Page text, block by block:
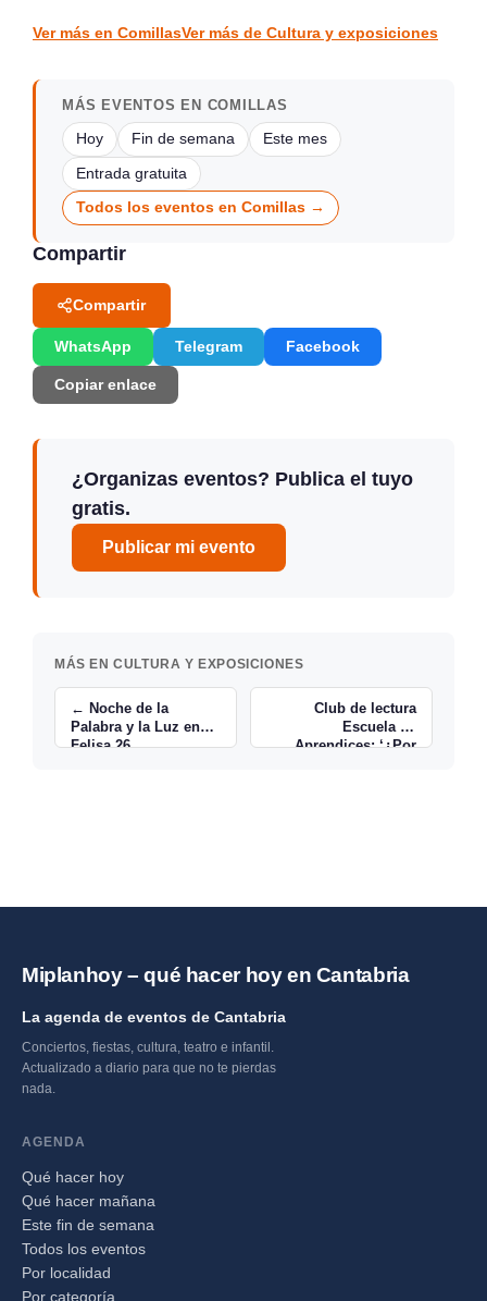
Ver más en ComillasVer más de Cultura y exposiciones
MÁS EVENTOS EN COMILLAS
Hoy Fin de semana Este mes
Entrada gratuita
Todos los eventos en Comillas →
Compartir
Compartir
WhatsApp Telegram Facebook
Copiar enlace
¿Organizas eventos? Publica el tuyo
gratis.
Publicar mi evento
MÁS EN CULTURA Y EXPOSICIONES
← Noche de la
Palabra y la Luz en
Felisa 26
Club de lectura
Escuela de
Aprendices: ‘¿Por
Miplanhoy – qué hacer hoy en Cantabria
La agenda de eventos de Cantabria
Conciertos, fiestas, cultura, teatro e infantil.
Actualizado a diario para que no te pierdas
nada.
AGENDA
Qué hacer hoy
Qué hacer mañana
Este fin de semana
Todos los eventos
Por localidad
Por categoría